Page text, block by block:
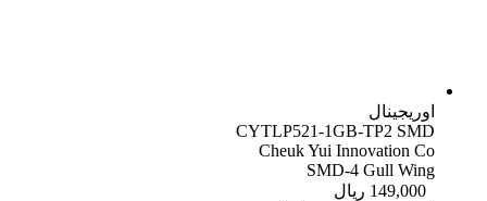
اوریجینال
CYTLP521-1GB-TP2 SMD
Cheuk Yui Innovation Co
SMD-4 Gull Wing
149,000 ریال